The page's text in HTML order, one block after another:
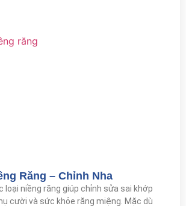
Răng – Chỉnh Nha
loại niềng răng giúp chỉnh sửa sai khớp
cười và sức khỏe răng miệng. Mặc dù